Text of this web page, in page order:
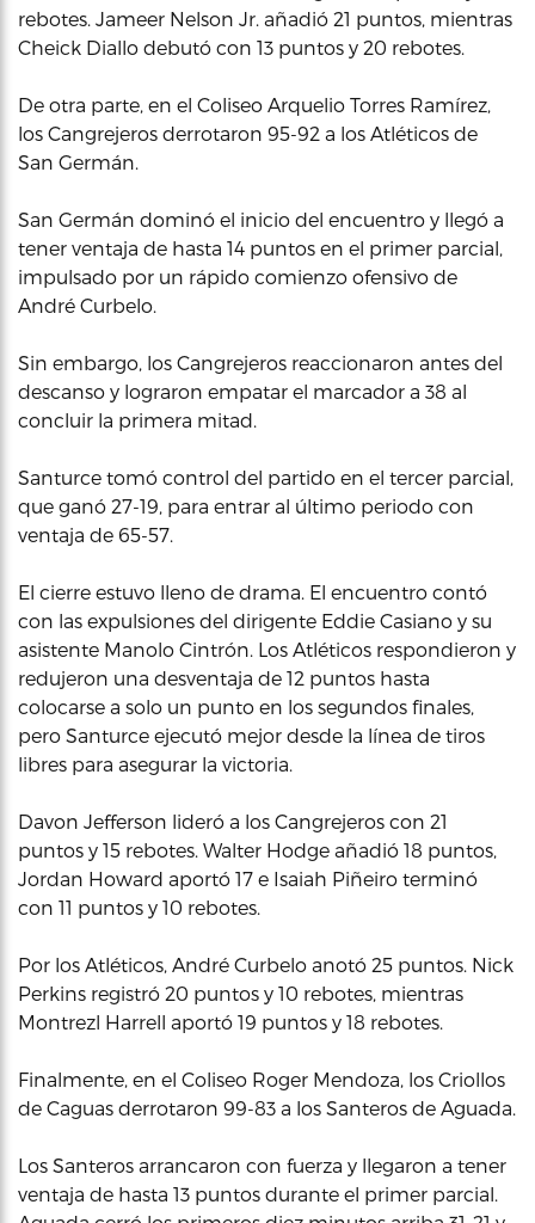
rebotes. Jameer Nelson Jr. añadió 21 puntos, mientras
Cheick Diallo debutó con 13 puntos y 20 rebotes.
De otra parte, en el Coliseo Arquelio Torres Ramírez,
los Cangrejeros derrotaron 95-92 a los Atléticos de
San Germán.
San Germán dominó el inicio del encuentro y llegó a
tener ventaja de hasta 14 puntos en el primer parcial,
impulsado por un rápido comienzo ofensivo de
André Curbelo.
Sin embargo, los Cangrejeros reaccionaron antes del
descanso y lograron empatar el marcador a 38 al
concluir la primera mitad.
Santurce tomó control del partido en el tercer parcial,
que ganó 27-19, para entrar al último periodo con
ventaja de 65-57.
El cierre estuvo lleno de drama. El encuentro contó
con las expulsiones del dirigente Eddie Casiano y su
asistente Manolo Cintrón. Los Atléticos respondieron y
redujeron una desventaja de 12 puntos hasta
colocarse a solo un punto en los segundos finales,
pero Santurce ejecutó mejor desde la línea de tiros
libres para asegurar la victoria.
Davon Jefferson lideró a los Cangrejeros con 21
puntos y 15 rebotes. Walter Hodge añadió 18 puntos,
Jordan Howard aportó 17 e Isaiah Piñeiro terminó
con 11 puntos y 10 rebotes.
Por los Atléticos, André Curbelo anotó 25 puntos. Nick
Perkins registró 20 puntos y 10 rebotes, mientras
Montrezl Harrell aportó 19 puntos y 18 rebotes.
Finalmente, en el Coliseo Roger Mendoza, los Criollos
de Caguas derrotaron 99-83 a los Santeros de Aguada.
Los Santeros arrancaron con fuerza y llegaron a tener
ventaja de hasta 13 puntos durante el primer parcial.